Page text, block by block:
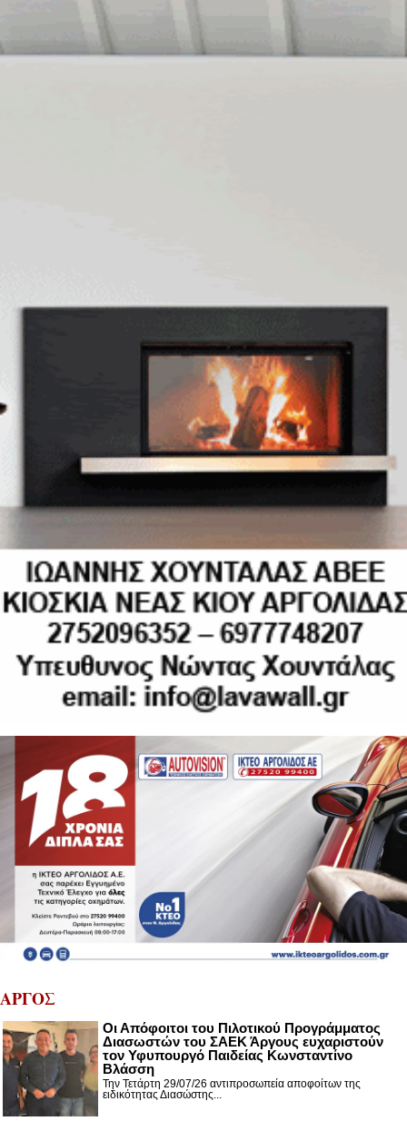
ΑΡΓΟΣ
Οι Απόφοιτοι του Πιλοτικού Προγράμματος
Διασωστών του ΣΑΕΚ Άργους ευχαριστούν
τον Υφυπουργό Παιδείας Κωνσταντίνο
Βλάσση
Την Τετάρτη 29/07/26 αντιπροσωπεία αποφοίτων της
ειδικότητας Διασώστης...